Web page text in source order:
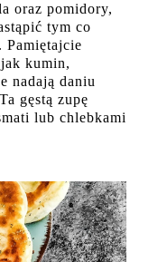
oraz pomidory,
tym co
Pamiętajcie
kumin,
nadają daniu
gęstą zupę
lub chlebkami